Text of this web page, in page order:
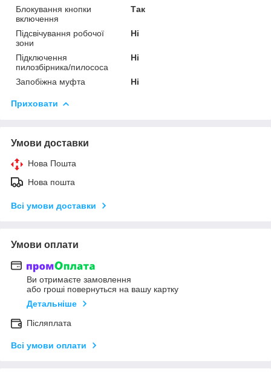
Блокування кнопки
включення
Так
Підсвічування робочої
зони
Ні
Підключення
пилозбірника/пилососа
Ні
Запобіжна муфта Ні
Приховати
Умови доставки
Нова Пошта
Нова пошта
Всі умови доставки
Умови оплати
Ви отримаєте замовлення
або гроші повернуться на вашу картку
Детальніше
Післяплата
Всі умови оплати